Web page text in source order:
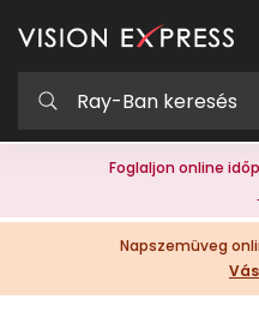
Foglaljon online
Napszemüveg